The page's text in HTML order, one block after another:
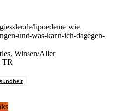
lipoedeme-wie-
und-was-kann-ich-dagegen-
Winsen/Aller
TR